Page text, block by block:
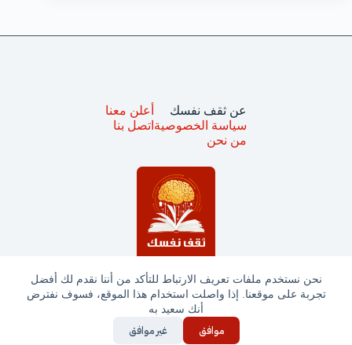
نحن نستخدم ملفات تعريف الارتباط للتأكد من أننا نقدم لك أفضل
تجربة على موقعنا. إذا واصلت استخدام هذا الموقع، فسوف نفترض
أنك سعيد به
موافق غير موافق
جميع الحقوق محفوظة © ثقف نفسك 2025
عن ثقف نفسك
سياسة الخصوصية
من نحن
أعلن معنا
اتصل بنا